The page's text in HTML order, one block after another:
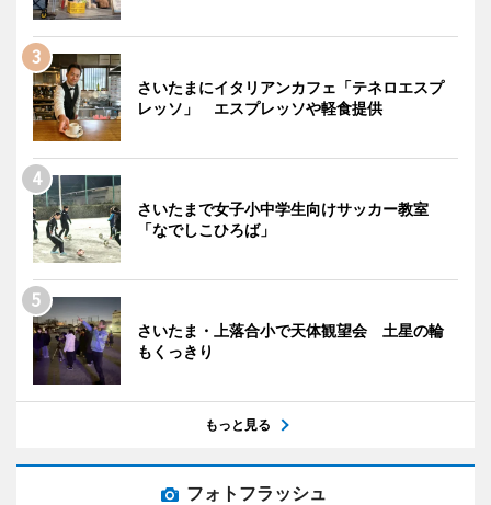
さいたまにイタリアンカフェ「テネロエスプ
レッソ」 エスプレッソや軽食提供
さいたまで女子小中学生向けサッカー教室
「なでしこひろば」
さいたま・上落合小で天体観望会 土星の輪
もくっきり
もっと見る
フォトフラッシュ